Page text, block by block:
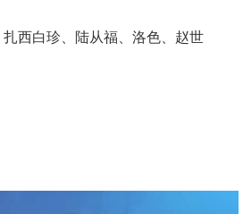
西白珍、陆从福、洛色、赵世